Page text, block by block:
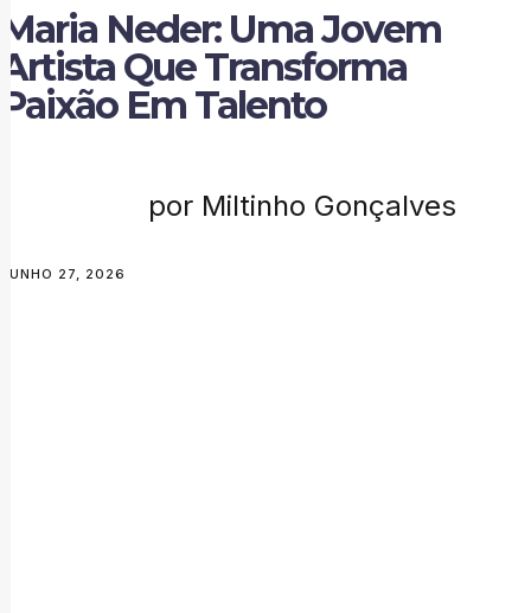
Maria Neder: Uma Jovem
Artista Que Transforma
Paixão Em Talento
por Miltinho Gonçalves
JUNHO 27, 2026